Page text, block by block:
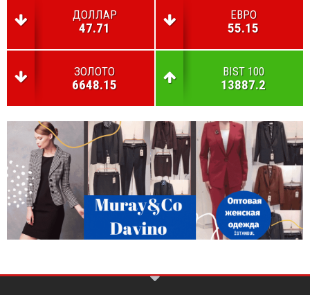
ДОЛЛАР
47.71
ЕВРО
55.15
ЗОЛОТО
6648.15
BIST 100
13887.2